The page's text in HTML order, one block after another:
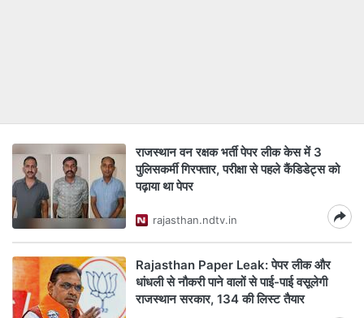
राजस्थान वन रक्षक भर्ती पेपर लीक केस में 3
पुलिसकर्मी गिरफ्तार, परीक्षा से पहले कैंडिडेट्स को
पढ़ाया था पेपर
rajasthan.ndtv.in
Rajasthan Paper Leak: पेपर लीक और
धांधली से नौकरी पाने वालों से पाई-पाई वसूलेगी
राजस्थान सरकार, 134 की लिस्ट तैयार